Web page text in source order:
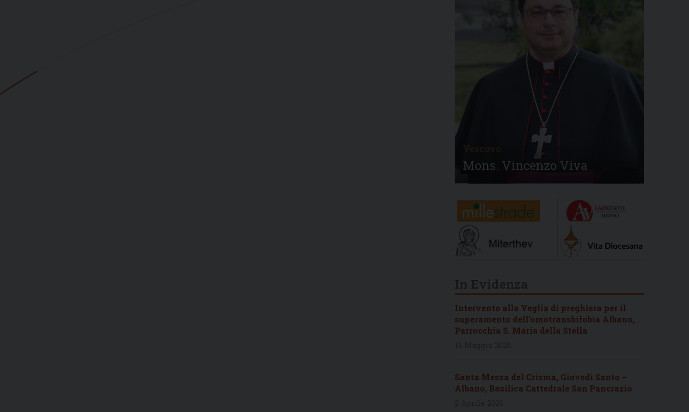
Vescovo
Mons. Vincenzo Viva
Intervento alla Veglia di preghiera per il
superamento dell’omotransbifobia Albano,
Parrocchia S. Maria della Stella
Santa Messa del Crisma, Giovedì Santo –
Albano, Basilica Cattedrale San Pancrazio